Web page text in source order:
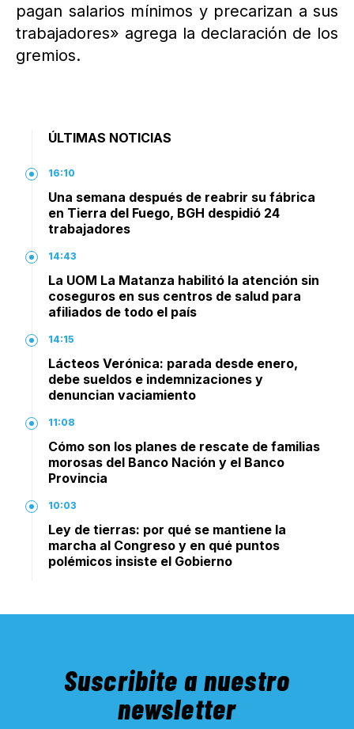
pagan salarios mínimos y precarizan a sus
trabajadores» agrega la declaración de los
gremios.
ÚLTIMAS NOTICIAS
16:10
Una semana después de reabrir su fábrica
en Tierra del Fuego, BGH despidió 24
trabajadores
14:43
La UOM La Matanza habilitó la atención sin
coseguros en sus centros de salud para
afiliados de todo el país
14:15
Lácteos Verónica: parada desde enero,
debe sueldos e indemnizaciones y
denuncian vaciamiento
11:08
Cómo son los planes de rescate de familias
morosas del Banco Nación y el Banco
Provincia
10:03
Ley de tierras: por qué se mantiene la
marcha al Congreso y en qué puntos
polémicos insiste el Gobierno
Suscribite a nuestro
newsletter